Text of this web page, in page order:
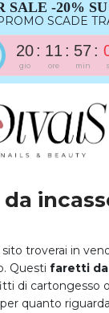
SALE -20%
SCADE
20
gio
11
ore
57
min
troverai in
Questi faretti da
di cartongesso
quanto